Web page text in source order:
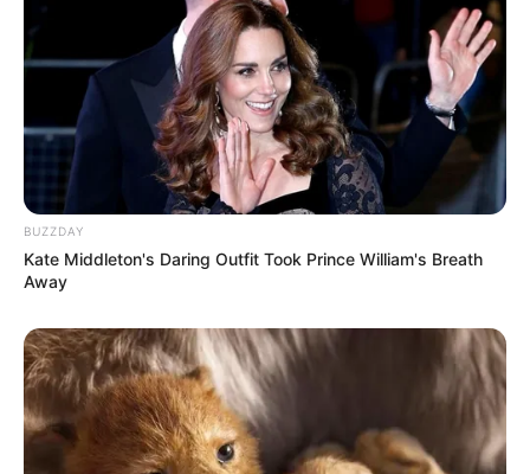
Participe do nosso grupo do
WhatsApp!
notícias de Paraguaçu Paulista e região
Clique aqui para entrar no grupo
BUZZDAY
Kate Middleton's Daring Outfit Took Prince William's Breath
Away